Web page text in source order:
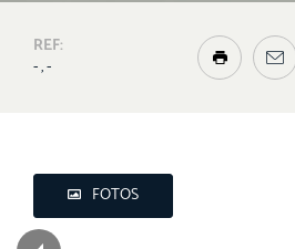
REF:
- , -
FOTOS